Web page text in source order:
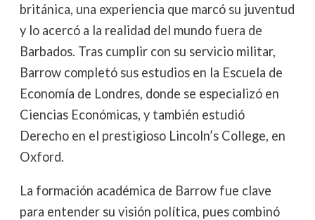
británica, una experiencia que marcó su juventud
y lo acercó a la realidad del mundo fuera de
Barbados. Tras cumplir con su servicio militar,
Barrow completó sus estudios en la Escuela de
Economía de Londres, donde se especializó en
Ciencias Económicas, y también estudió
Derecho en el prestigioso Lincoln’s College, en
Oxford.
La formación académica de Barrow fue clave
para entender su visión política, pues combinó